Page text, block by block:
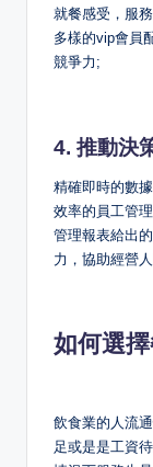
就餐感受，服
多樣的vip會員
競爭力;
4. 推動決
精確即時的數
效率的員工管
管理報表給出
力，協助經營
如何選
飲食業的人流
足或是是工資